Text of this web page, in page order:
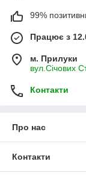
99%
Працює з
м. Прилуки
вул.Січових
Контакти
Про нас
Контакти